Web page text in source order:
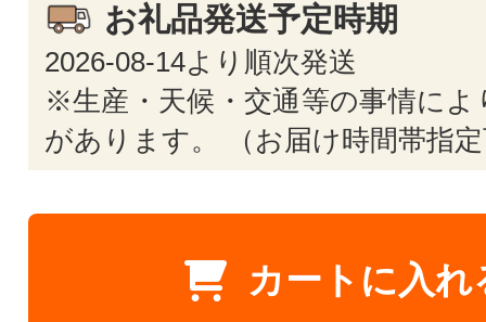
お礼品発送予定時期
2026-08-14より順次発送
※生産・天候・交通等の事情によ
があります。 （お届け時間帯指
カートに入れ